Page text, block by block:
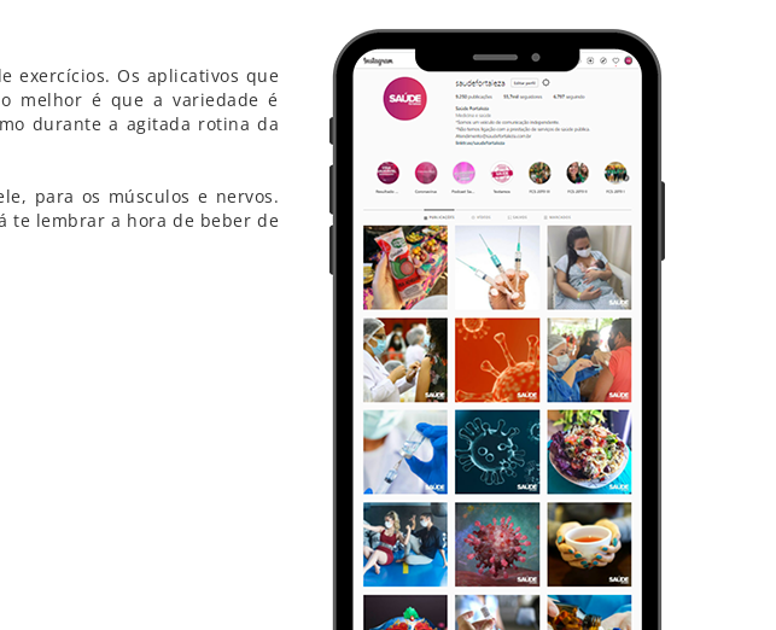
exercícios. Os aplicativos que
melhor é que a variedade é
durante a agitada rotina da
para os músculos e nervos.
te lembrar a hora de beber de